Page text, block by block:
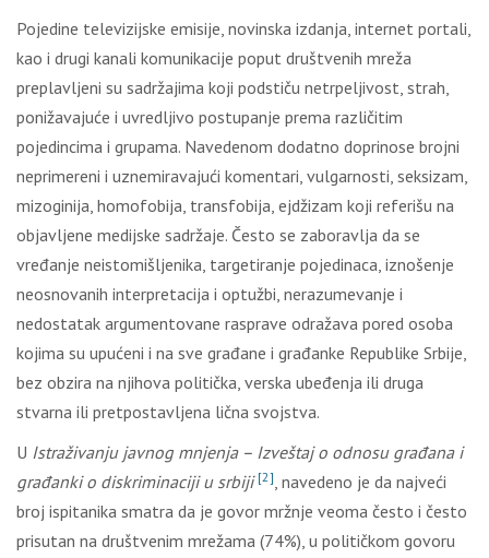
Pojedine televizijske emisije, novinska izdanja, internet portali,
kao i drugi kanali komunikacije poput društvenih mreža
preplavljeni su sadržajima koji podstiču netrpeljivost, strah,
ponižavajuće i uvredljivo postupanje prema različitim
pojedincima i grupama. Navedenom dodatno doprinose brojni
neprimereni i uznemiravajući komentari, vulgarnosti, seksizam,
mizoginija, homofobija, transfobija, ejdžizam koji referišu na
objavljene medijske sadržaje. Često se zaboravlja da se
vređanje neistomišljenika, targetiranje pojedinaca, iznošenje
neosnovanih interpretacija i optužbi, nerazumevanje i
nedostatak argumentovane rasprave odražava pored osoba
kojima su upućeni i na sve građane i građanke Republike Srbije,
bez obzira na njihova politička, verska ubeđenja ili druga
stvarna ili pretpostavljena lična svojstva.
U Istraživanju javnog mnjenja – Izveštaj o odnosu građana i
građanki o diskriminaciji u srbiji [2], navedeno je da najveći
broj ispitanika smatra da je govor mržnje veoma često i često
prisutan na društvenim mrežama (74%), u političkom govoru